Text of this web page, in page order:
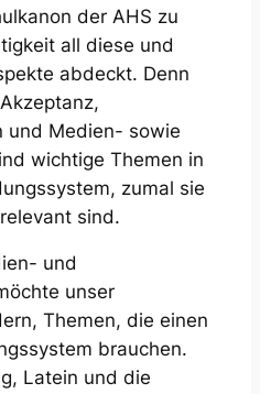
der AHS zu
all diese und
abdeckt. Denn
und Medien- sowie
wichtige Themen in
zumal sie
sind.
und
unser
Themen, die einen
brauchen.
Latein und die